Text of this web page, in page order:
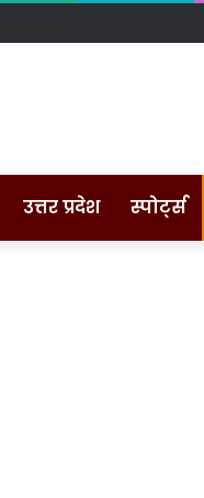
उत्तर प्रदेश स्पोर्ट्स